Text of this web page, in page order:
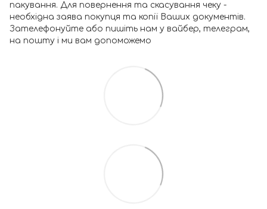
пакування. Для повернення та скасування чеку -
необхідна заява покупця та копії Ваших документів.
Зателефонуйте або пишіть нам у вайбер, телеграм,
на пошту і ми вам допоможемо